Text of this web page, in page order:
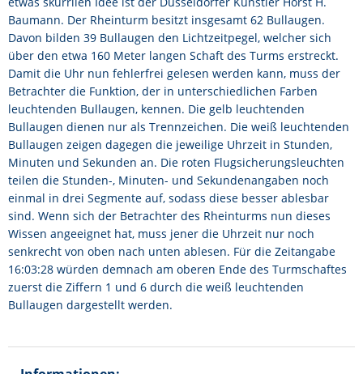
Baumann. Der Rheinturm besitzt insgesamt 62 Bullaugen.
Davon bilden 39 Bullaugen den Lichtzeitpegel, welcher sich
über den etwa 160 Meter langen Schaft des Turms erstreckt.
Damit die Uhr nun fehlerfrei gelesen werden kann, muss der
Betrachter die Funktion, der in unterschiedlichen Farben
leuchtenden Bullaugen, kennen. Die gelb leuchtenden
Bullaugen dienen nur als Trennzeichen. Die weiß leuchtenden
Bullaugen zeigen dagegen die jeweilige Uhrzeit in Stunden,
Minuten und Sekunden an. Die roten Flugsicherungsleuchten
teilen die Stunden-, Minuten- und Sekundenangaben noch
einmal in drei Segmente auf, sodass diese besser ablesbar
sind. Wenn sich der Betrachter des Rheinturms nun dieses
Wissen angeeignet hat, muss jener die Uhrzeit nur noch
senkrecht von oben nach unten ablesen. Für die Zeitangabe
16:03:28 würden demnach am oberen Ende des Turmschaftes
zuerst die Ziffern 1 und 6 durch die weiß leuchtenden
Bullaugen dargestellt werden.